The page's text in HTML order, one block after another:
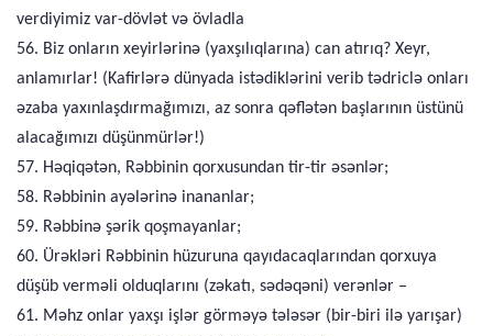
verdiyimiz var-dövlət və övladla
56. Biz onların xeyirlərinə (yaxşılıqlarına) can atırıq? Xeyr,
anlamırlar! (Kafirlərə dünyada istədiklərini verib tədriclə onları
əzaba yaxınlaşdırmağımızı, az sonra qəflətən başlarının üstünü
alacağımızı düşünmürlər!)
57. Həqiqətən, Rəbbinin qorxusundan tir-tir əsənlər;
58. Rəbbinin ayələrinə inananlar;
59. Rəbbinə şərik qoşmayanlar;
60. Ürəkləri Rəbbinin hüzuruna qayıdacaqlarından qorxuya
düşüb verməli olduqlarını (zəkatı, sədəqəni) verənlər –
61. Məhz onlar yaxşı işlər görməyə tələsər (bir-biri ilə yarışar)